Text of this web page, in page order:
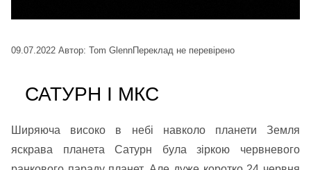
09.07.2022 Автор: Tom GlennПереклад не перевірено
САТУРН І МКС
Ширяюча високо в небі навколо планети Земля
яскрава планета Сатурн була зіркою червневого